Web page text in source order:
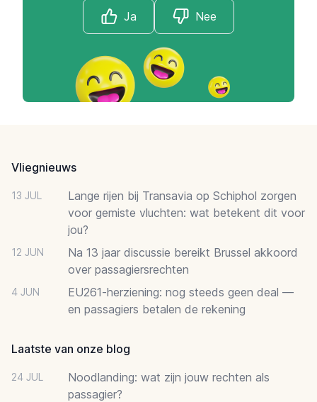
Ja Nee
Vliegnieuws
13 JUL
Lange rijen bij Transavia op Schiphol zorgen
voor gemiste vluchten: wat betekent dit voor
jou?
12 JUN
Na 13 jaar discussie bereikt Brussel akkoord
over passagiersrechten
4 JUN
EU261-herziening: nog steeds geen deal —
en passagiers betalen de rekening
Laatste van onze blog
24 JUL
Noodlanding: wat zijn jouw rechten als
passagier?